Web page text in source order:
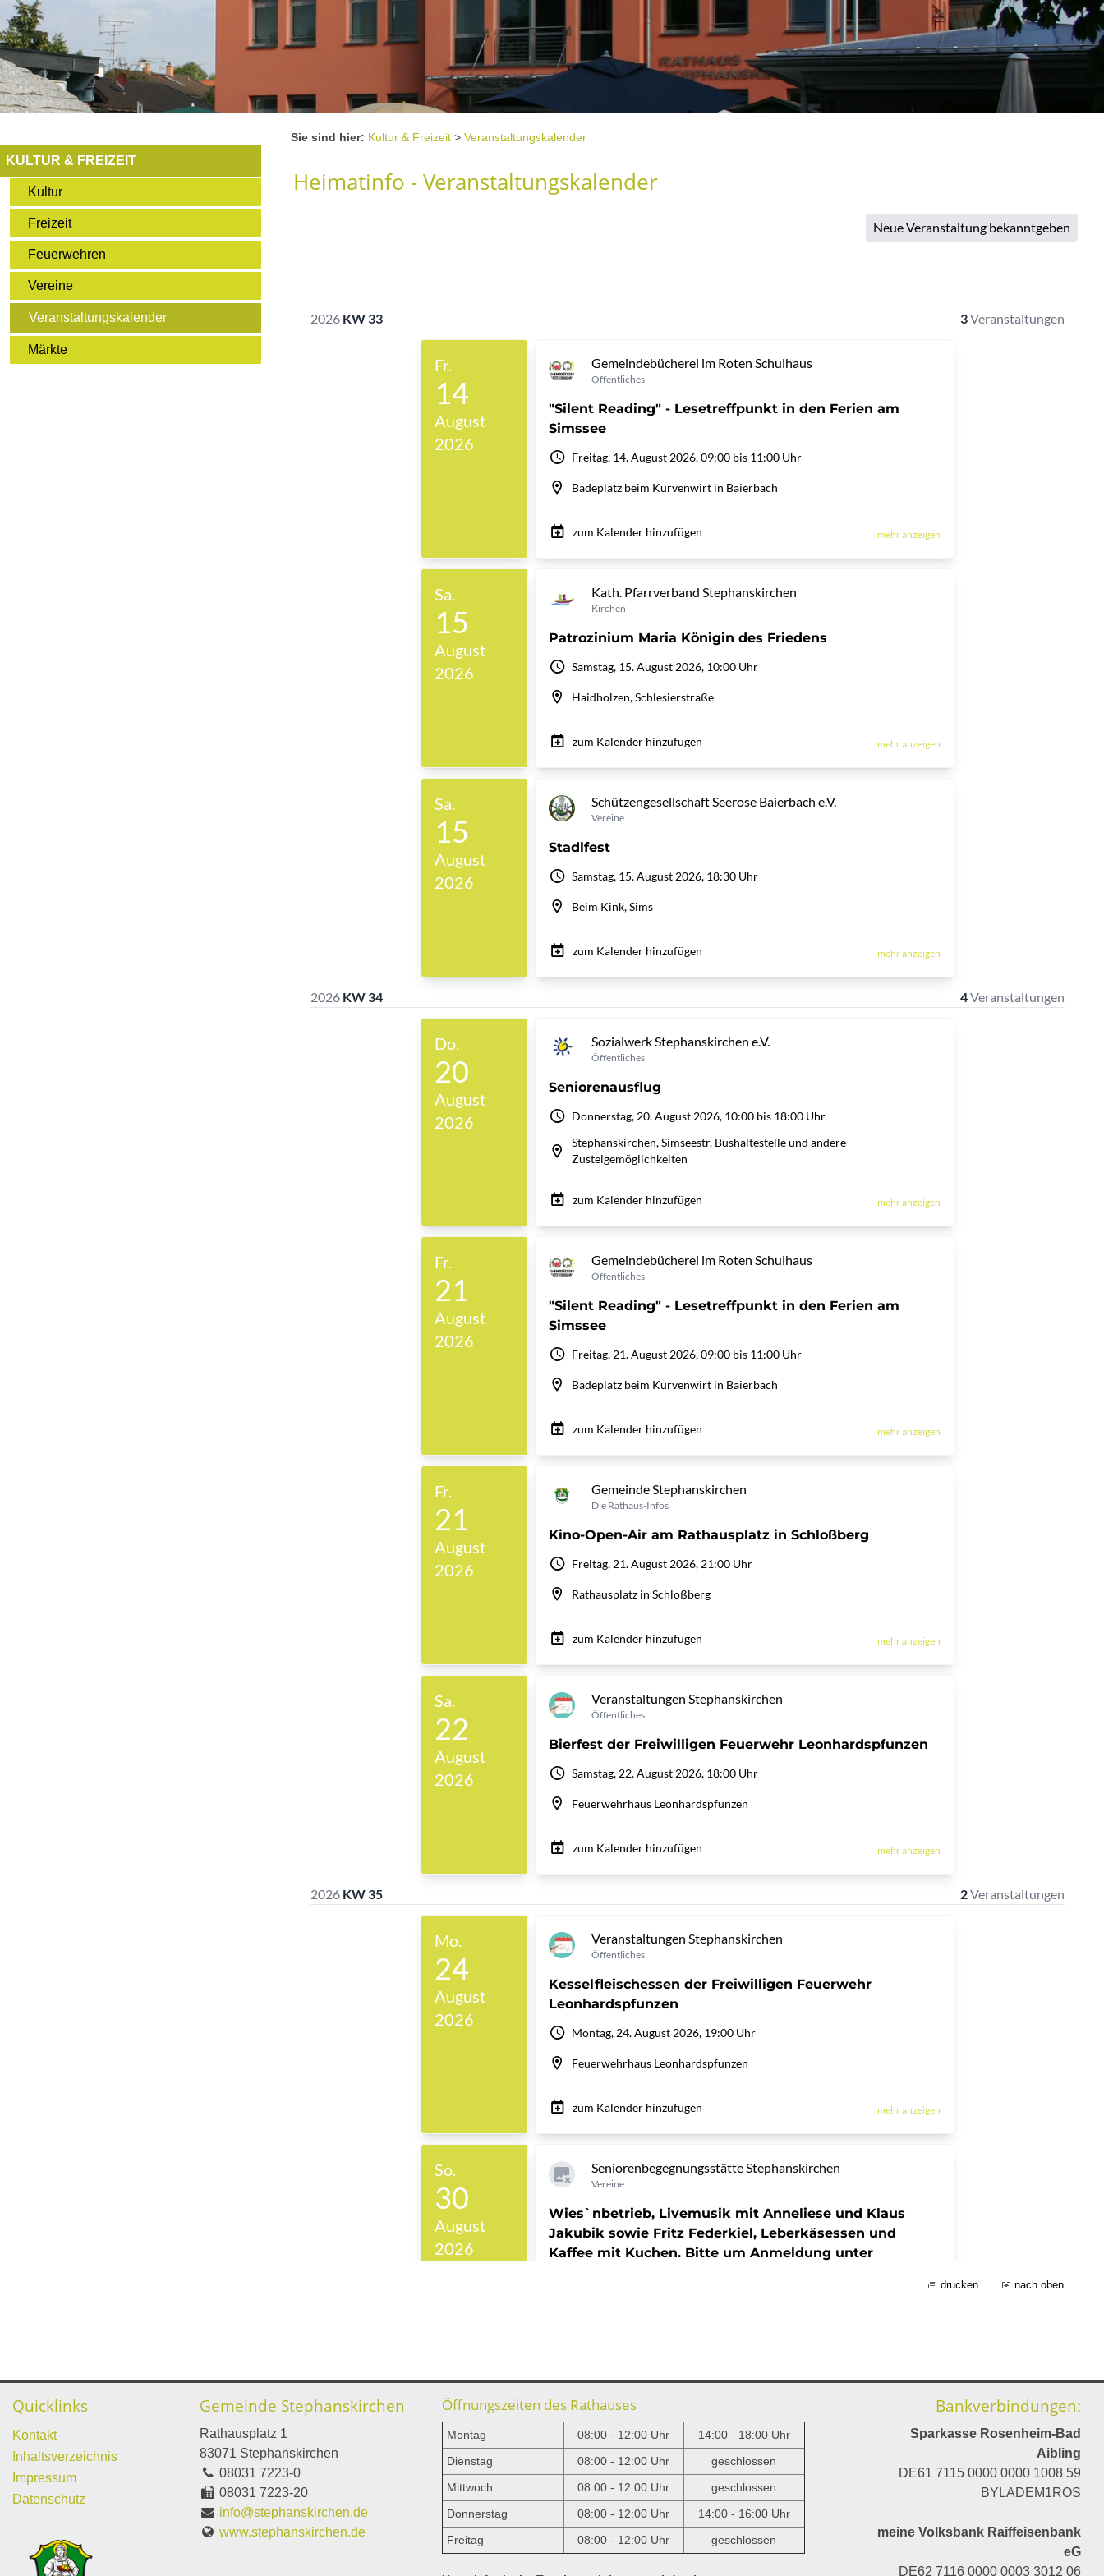
KULTUR & FREIZEIT
Kultur
Freizeit
Feuerwehren
Vereine
Veranstaltungskalender
Märkte
Sie sind hier: Kultur & Freizeit > Veranstaltungskalender
Heimatinfo - Veranstaltungskalender
drucken nach oben
Quicklinks
Kontakt
Inhaltsverzeichnis
Impressum
Datenschutz
Gemeinde Stephanskirchen
Rathausplatz 1
83071 Stephanskirchen
08031 7223-0
08031 7223-20
info@stephanskirchen.de
www.stephanskirchen.de
Öffnungszeiten des Rathauses
Montag 08:00 - 12:00 Uhr
14:00 - 18:00 Uhr
Dienstag
08:00 - 12:00 Uhr
geschlossen
Mittwoch
08:00 - 12:00 Uhr
geschlossen
Donnerstag
08:00 - 12:00 Uhr
14:00 - 16:00 Uhr
Freitag
08:00 - 12:00 Uhr geschlossen
Bankverbindungen:
Sparkasse Rosenheim-Bad
Aibling
DE61 7115 0000 0000 1008 59
BYLADEM1ROS
meine Volksbank Raiffeisenbank
eG
DE62 7116 0000 0003 3012 06